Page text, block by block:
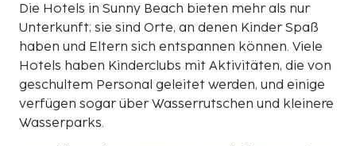
Die Hotels in Sunny Beach bieten mehr als nur
Unterkunft; sie sind Orte, an denen Kinder Spaß
haben und Eltern sich entspannen können. Viele
Hotels haben Kinderclubs mit Aktivitäten, die von
geschultem Personal geleitet werden, und einige
verfügen sogar über Wasserrutschen und kleinere
Wasserparks.